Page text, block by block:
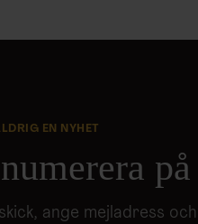
EN NYHET
ange mejladress